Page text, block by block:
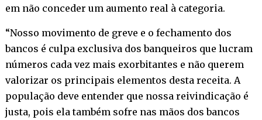
em não conceder um aumento real à categoria.
“Nosso movimento de greve e o fechamento dos
bancos é culpa exclusiva dos banqueiros que lucram
números cada vez mais exorbitantes e não querem
valorizar os principais elementos desta receita. A
população deve entender que nossa reivindicação é
justa, pois ela também sofre nas mãos dos bancos